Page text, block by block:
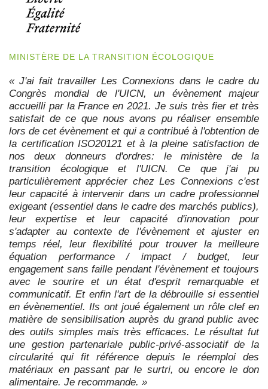
MINISTÈRE DE LA TRANSITION ÉCOLOGIQUE
« J'ai fait travailler Les Connexions dans le cadre du
Congrès mondial de l'UICN, un évènement majeur
accueilli par la France en 2021. Je suis très fier et très
satisfait de ce que nous avons pu réaliser ensemble
lors de cet évènement et qui a contribué à l'obtention de
la certification ISO20121 et à la pleine satisfaction de
nos deux donneurs d'ordres: le ministère de la
transition écologique et l'UICN. Ce que j'ai pu
particulièrement apprécier chez Les Connexions c'est
leur capacité à intervenir dans un cadre professionnel
exigeant (essentiel dans le cadre des marchés publics),
leur expertise et leur capacité d'innovation pour
s'adapter au contexte de l'évènement et ajuster en
temps réel, leur flexibilité pour trouver la meilleure
équation performance / impact / budget, leur
engagement sans faille pendant l'évènement et toujours
avec le sourire et un état d'esprit remarquable et
communicatif. Et enfin l'art de la débrouille si essentiel
en évènementiel. Ils ont joué également un rôle clef en
matière de sensibilisation auprès du grand public avec
des outils simples mais très efficaces. Le résultat fut
une gestion partenariale public-privé-associatif de la
circularité qui fit référence depuis le réemploi des
matériaux en passant par le surtri, ou encore le don
alimentaire. Je recommande. »